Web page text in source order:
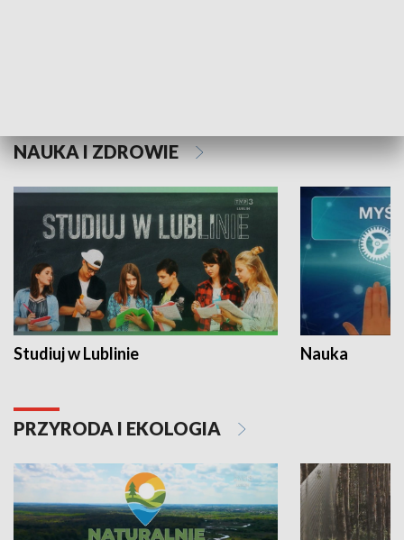
NAUKA I ZDROWIE
Studiuj w Lublinie Nauka
PRZYRODA I EKOLOGIA